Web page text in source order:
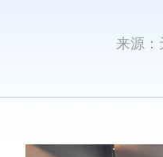
来源